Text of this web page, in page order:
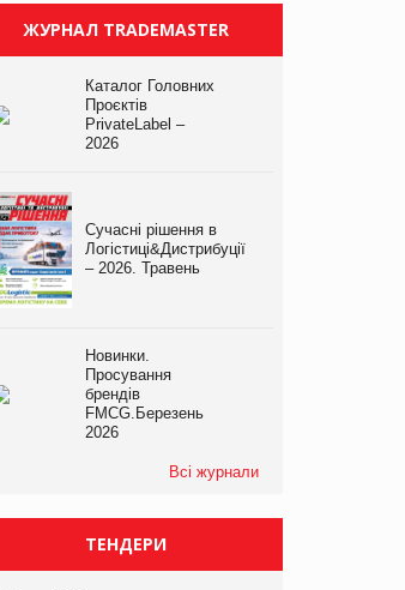
запустила
«Хто б знав» про
якого покупці
ЖУРНАЛ TRADEMASTER
Каталог Головних
Проєктів
PrivateLabel –
2026
Сучасні рішення в
Логістиці&Дистрибуції
– 2026. Травень
Новинки.
Просування
брендів
FMCG.Березень
2026
Всі журнали
ТЕНДЕРИ